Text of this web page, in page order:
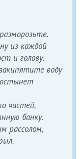
из каждой
и голову.
воду
остынет
частей,
банку.
рассолом,